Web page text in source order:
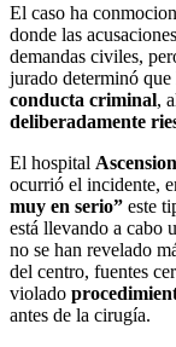
El caso ha
donde las
demandas civiles,
jurado determinó que
conducta criminal,
deliberadamente
El hospital
ocurrió el incidente,
muy en serio” este
está llevando a cabo
no se han revelado
del centro, fuentes
violado
antes de la cirugía.